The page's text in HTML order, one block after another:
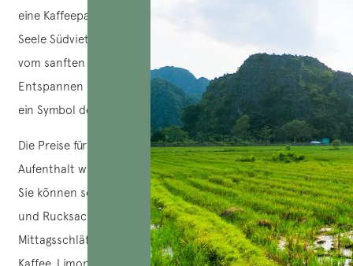
eine Kaffeepause; es ist ein Eintauchen in die pulsierende
Seele Südvietnams. Die friedliche Atmosphäre, untermalt
vom sanften Schaukeln der Hängematten, lädt zum
Entspannen und Kontemplieren ein. Die Hängematten sind
ein Symbol der vietnamesischen Kultur.
Die Preise für Hängemattencafés sind angemessen. Ihr
Aufenthalt wird mit dem Kauf eines Getränks bezahlt, und
Sie können so lange bleiben, wie Sie möchten. Viele Gäste
und Rucksacktouristen halten hier lange
Mittagsschläfchen. Zu den erhältlichen Getränken gehören